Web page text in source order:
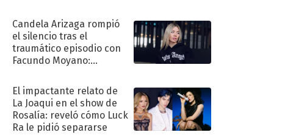
Candela Arizaga rompió
el silencio tras el
traumático episodio con
Facundo Moyano:
El impactante relato de
La Joaqui en el show de
Rosalía: reveló cómo Luck
Ra le pidió separarse